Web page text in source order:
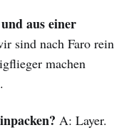
aus einer
sind nach Faro rein
machen
A: Layer.